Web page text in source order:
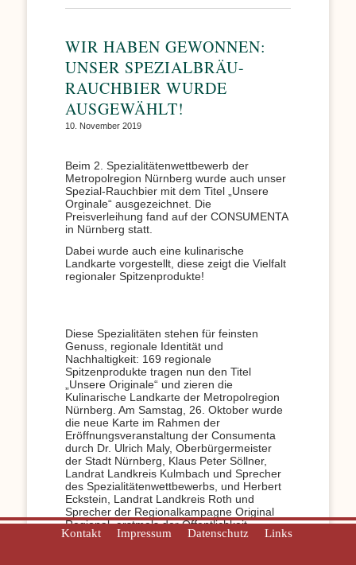
WIR HABEN GEWONNEN:
UNSER SPEZIALBRÄU-
RAUCHBIER WURDE
AUSGEWÄHLT!
10. November 2019
Beim 2. Spezialitätenwettbewerb der
Metropolregion Nürnberg wurde auch unser
Spezial-Rauchbier mit dem Titel „Unsere
Orginale“ ausgezeichnet. Die
Preisverleihung fand auf der CONSUMENTA
in Nürnberg statt.
Dabei wurde auch eine kulinarische
Landkarte vorgestellt, diese zeigt die Vielfalt
regionaler Spitzenprodukte!
Diese Spezialitäten stehen für feinsten
Genuss, regionale Identität und
Nachhaltigkeit: 169 regionale
Spitzenprodukte tragen nun den Titel
„Unsere Originale“ und zieren die
Kulinarische Landkarte der Metropolregion
Nürnberg. Am Samstag, 26. Oktober wurde
die neue Karte im Rahmen der
Eröffnungsveranstaltung der Consumenta
durch Dr. Ulrich Maly, Oberbürgermeister
der Stadt Nürnberg, Klaus Peter Söllner,
Landrat Landkreis Kulmbach und Sprecher
des Spezialitätenwettbewerbs, und Herbert
Eckstein, Landrat Landkreis Roth und
Sprecher der Regionalkampagne Original
Regional, erstmals der Öffentlichkeit
vorgestellt. Sie steht für die kulinarische
Kontakt Impressum Datenschutz Links